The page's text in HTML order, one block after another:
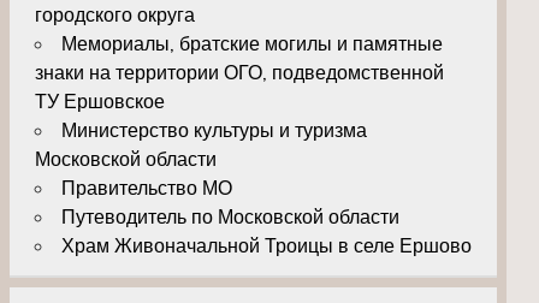
городского округа
Мемориалы, братские могилы и памятные
знаки на территории ОГО, подведомственной
ТУ Ершовское
Министерство культуры и туризма
Московской области
Правительство МО
Путеводитель по Московской области
Храм Живоначальной Троицы в селе Ершово